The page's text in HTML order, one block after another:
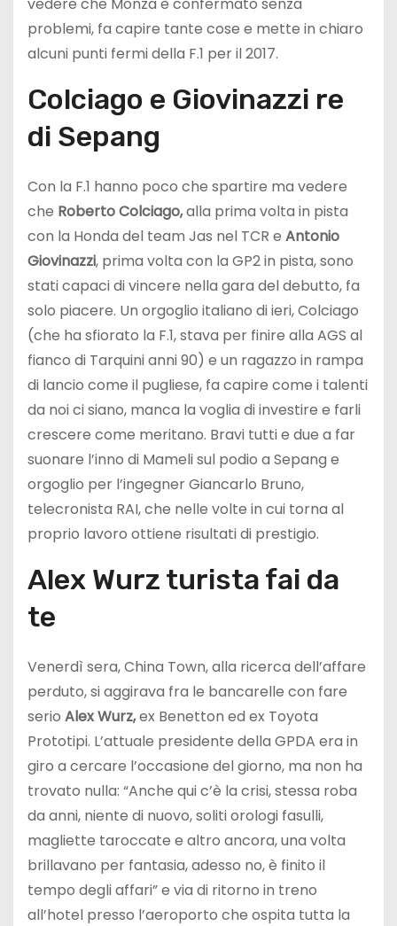
problemi, fa capire tante cose e mette in chiaro
alcuni punti fermi della F.1 per il 2017.
Colciago e Giovinazzi re
di Sepang
Con la F.1 hanno poco che spartire ma vedere
che Roberto Colciago,alla prima volta in pista
con la Honda del team Jas nel TCR e Antonio
Giovinazzi, prima volta con la GP2 in pista, sono
stati capaci di vincere nella gara del debutto, fa
solo piacere. Un orgoglio italiano di ieri, Colciago
(che ha sfiorato la F.1, stava per finire alla AGS al
fianco di Tarquini anni 90) e un ragazzo in rampa
di lancio come il pugliese, fa capire come i talenti
da noi ci siano, manca la voglia di investire e farli
crescere come meritano. Bravi tutti e due a far
suonare l’inno di Mameli sul podio a Sepang e
orgoglio per l’ingegner Giancarlo Bruno,
telecronista RAI, che nelle volte in cui torna al
proprio lavoro ottiene risultati di prestigio.
Alex Wurz turista fai da
te
Venerdì sera, China Town, alla ricerca dell’affare
perduto, si aggirava fra le bancarelle con fare
serio Alex Wurz,ex Benetton ed ex Toyota
Prototipi. L’attuale presidente della GPDA era in
giro a cercare l’occasione del giorno, ma non ha
trovato nulla: “Anche qui c’è la crisi, stessa roba
da anni, niente di nuovo, soliti orologi fasulli,
magliette taroccate e altro ancora, una volta
brillavano per fantasia, adesso no, è finito il
tempo degli affari” e via di ritorno in treno
all’hotel presso l’aeroporto che ospita tutta la